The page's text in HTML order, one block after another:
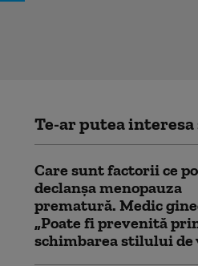
Te-ar putea interesa
Care sunt factorii ce
declanșa menopauza
prematură. Medic
„Poate fi prevenită
schimbarea stilului de